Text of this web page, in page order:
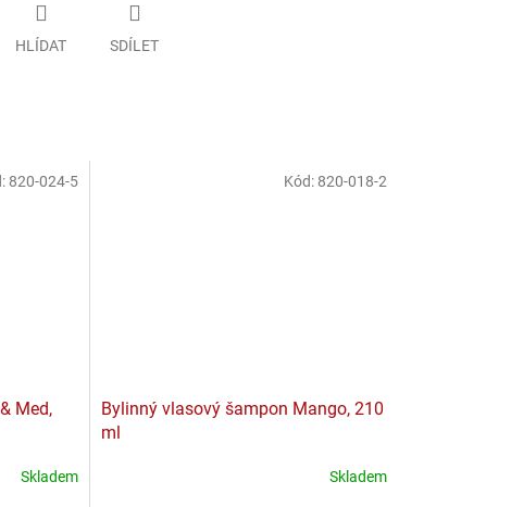
HLÍDAT SDÍLET
Med,
Skladem
820-024-5
Bylinný vlasový šampon Mango, 210
ml
Skladem
Kód: 820-018-2